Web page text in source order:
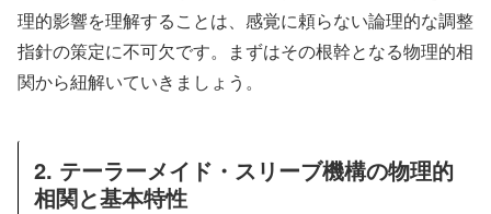
理的影響を理解することは、感覚に頼らない論理的な調整
指針の策定に不可欠です。まずはその根幹となる物理的相
関から紐解いていきましょう。
2. テーラーメイド・スリーブ機構の物理的
相関と基本特性